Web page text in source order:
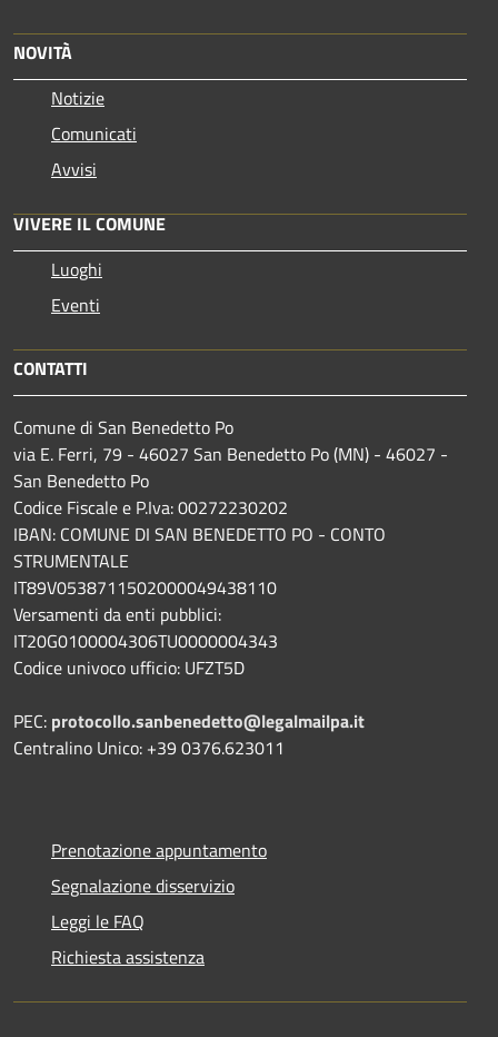
NOVITÀ
Notizie
Comunicati
Avvisi
VIVERE IL COMUNE
Luoghi
Eventi
CONTATTI
Comune di San Benedetto Po
via E. Ferri, 79 - 46027 San Benedetto Po (MN) - 46027 -
San Benedetto Po
Codice Fiscale e P.Iva: 00272230202
IBAN: COMUNE DI SAN BENEDETTO PO - CONTO
STRUMENTALE
IT89V0538711502000049438110
Versamenti da enti pubblici:
IT20G0100004306TU0000004343
Codice univoco ufficio: UFZT5D
PEC: protocollo.sanbenedetto@legalmailpa.it
Centralino Unico: +39 0376.623011
Prenotazione appuntamento
Segnalazione disservizio
Leggi le FAQ
Richiesta assistenza